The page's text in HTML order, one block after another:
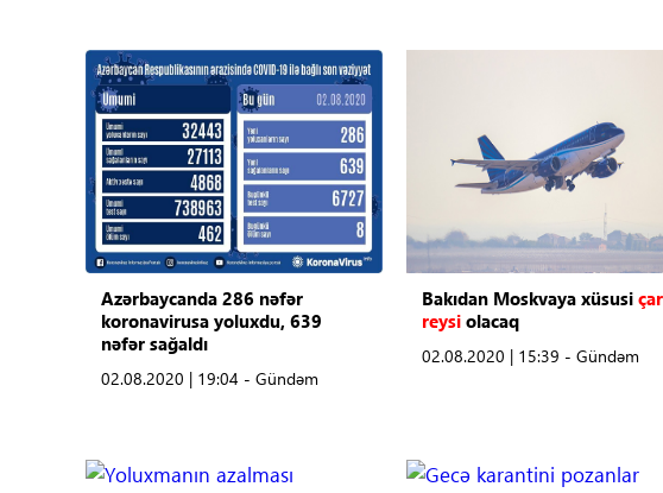
Azərbaycanda 286 nəfər
koronavirusa yoluxdu, 639
nəfər sağaldı
02.08.2020 | 19:04 - Gündəm
Bakıdan Moskvaya xüsusi
reysi olacaq
02.08.2020 | 15:39 - Gündəm